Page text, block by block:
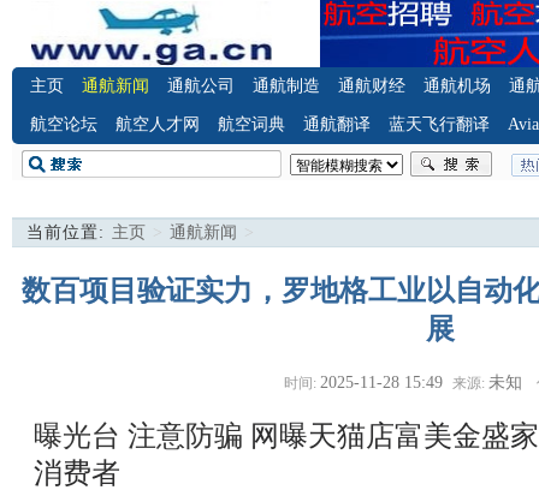
主页 通航新闻 通航公司 通航制造 通航财经 通航机场 通
航空论坛 航空人才网 航空词典 通航翻译 蓝天飞行翻译
当前位置: 主页 > 通航新闻 >
数百项目验证实力，罗地格工业以自动
展
时间: 2025-11-28 15:49 来源: 未知
曝光台 注意防骗 网曝天猫店富美金盛
消费者